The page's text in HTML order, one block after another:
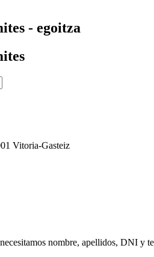
- egoitza
Vitoria-Gasteiz
nombre, apellidos, DNI y